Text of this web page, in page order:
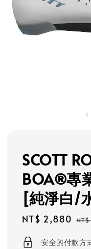
SCOTT
BOA®專
[純淨白/
Sale
NT$ 2,880
安全的付款方